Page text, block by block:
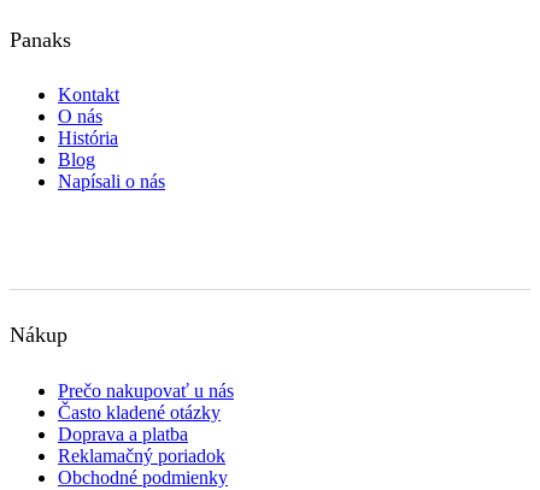
Panaks
Kontakt
O nás
História
Blog
Napísali o nás
Nákup
Prečo nakupovať u nás
Často kladené otázky
Doprava a platba
Reklamačný poriadok
Obchodné podmienky